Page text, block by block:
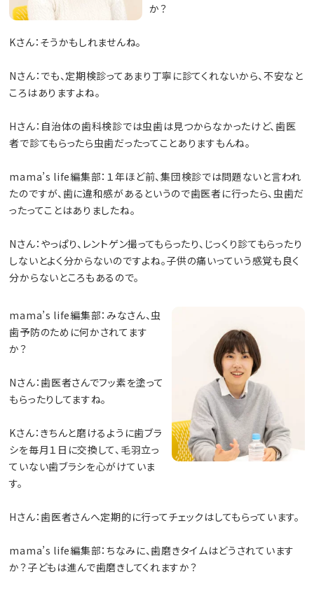
か？
Kさん：そうかもしれませんね。
Nさん：でも、定期検診ってあまり丁寧に診てくれないから、不安なと
ころはありますよね。
Hさん：自治体の歯科検診では虫歯は見つからなかったけど、歯医
者で診てもらったら虫歯だったってことありますもんね。
mama’s life編集部：１年ほど前、集団検診では問題ないと言われ
たのですが、歯に違和感があるというので歯医者に行ったら、虫歯だ
ったってことはありましたね。
Nさん：やっぱり、レントゲン撮ってもらったり、じっくり診てもらったり
しないとよく分からないのですよね。子供の痛いっていう感覚も良く
分からないところもあるので。
mama’s life編集部：みなさん、虫
歯予防のために何かされてます
か？
Nさん：歯医者さんでフッ素を塗って
もらったりしてますね。
Kさん：きちんと磨けるように歯ブラ
シを毎月１日に交換して、毛羽立っ
ていない歯ブラシを心がけていま
す。
Hさん：歯医者さんへ定期的に行ってチェックはしてもらっています。
mama’s life編集部：ちなみに、歯磨きタイムはどうされています
か？子どもは進んで歯磨きしてくれますか？